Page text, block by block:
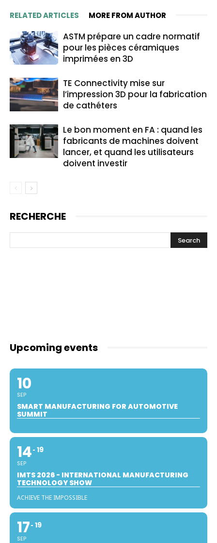
RELATED ARTICLES MORE FROM AUTHOR
ASTM prépare un cadre normatif
pour les pièces céramiques
imprimées en 3D
TE Connectivity mise sur
l’impression 3D pour la fabrication
de cathéters
Le bon moment en FA : quand les
fabricants de machines doivent
lancer, et quand les utilisateurs
doivent investir
RECHERCHE
Upcoming events
10
SEP
SMART MANUFACTURING FOR AUTOMOTIVE
SUMMIT
14
SEP
19
IMTS 2026 - INTERNATIONAL MANUFACTURING
TECHNOLOGY SHOW
ACHIEVE THE IMPOSSIBLE
17
SEP
19